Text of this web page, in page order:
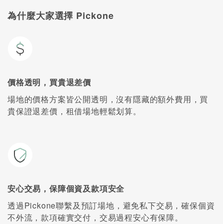
為什麼大家選擇 Pickone
價格透明，買貴退差價
場地的價格方案皆公開透明，沒有隱藏的額外費用，買
貴保證退差價，租借場地輕鬆划算。
安心交易，保障個資及款項安全
透過Pickone聯繫及預訂場地，避免私下交易，確保個資
不外流，款項確實交付，交易過程安心有保障。